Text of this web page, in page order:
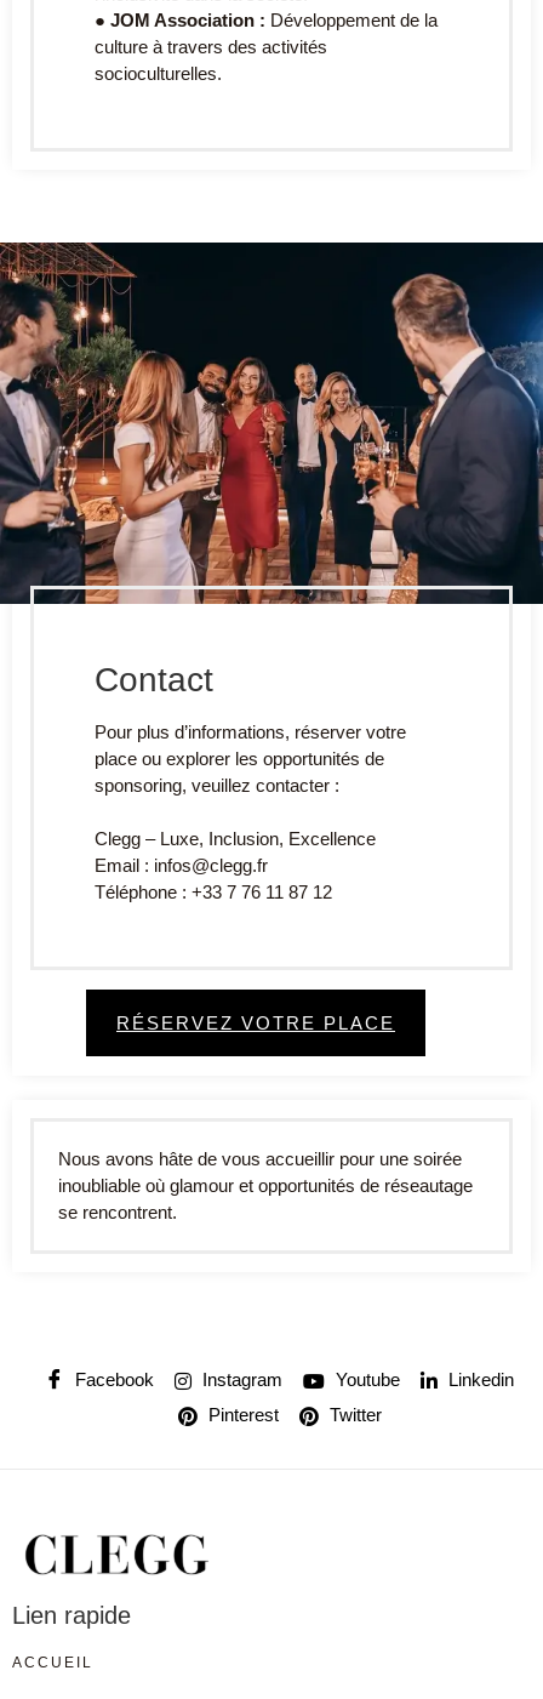
● JOM Association : Développement de la
culture à travers des activités
socioculturelles.
Contact
Pour plus d’informations, réserver votre
place ou explorer les opportunités de
sponsoring, veuillez contacter :
Clegg – Luxe, Inclusion, Excellence
Email : infos@clegg.fr
Téléphone : +33 7 76 11 87 12
RÉSERVEZ VOTRE PLACE
Nous avons hâte de vous accueillir pour une soirée
inoubliable où glamour et opportunités de réseautage
se rencontrent.
Facebook Instagram Youtube
Linkedin
Pinterest
Twitter
Lien rapide
ACCUEIL